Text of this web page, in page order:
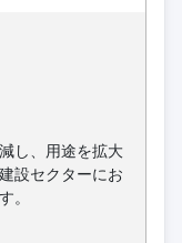
し、用途を拡大
設セクターにお
。